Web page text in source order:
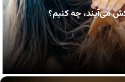
می‌آیند، چه کنیم؟